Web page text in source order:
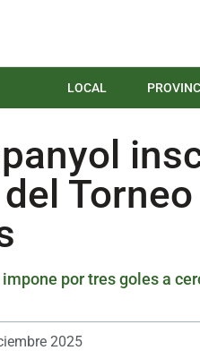
LOCAL
por tres goles a
2025